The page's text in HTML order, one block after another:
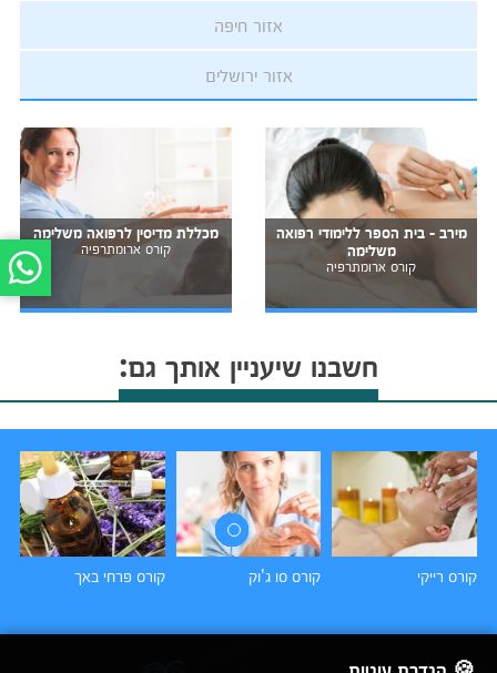
אזור חיפה
אזור ירושלים
מירב - בית הספר ללימודי רפואה
משלימה
קורס ארומתרפיה
מכללת מדיסין לרפואה משלימה
קורס ארומתרפיה
חשבנו שיעניין אותך גם:
קורס רייקי קורס סו ג'וק קורס פרחי באך